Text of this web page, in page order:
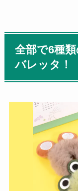
全部で6種
バレッタ！